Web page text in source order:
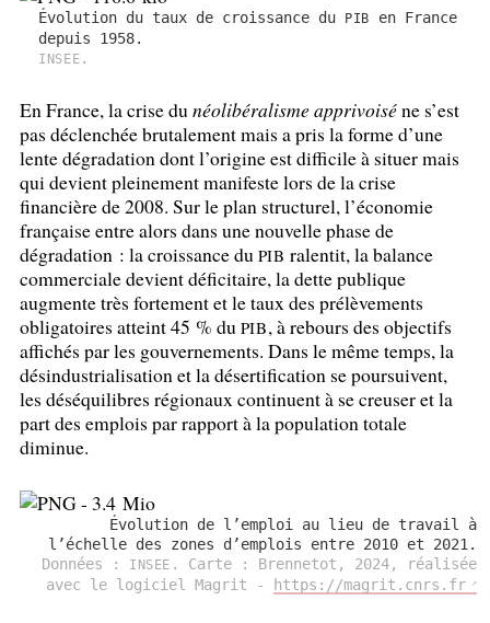
Évolution du taux de croissance du PIB
en France
depuis 1958.
INSEE .
En France, la crise dunéolibéralisme apprivoiséne s’est
pas déclenchée brutalement mais a pris la forme d’une
lente dégradation dont l’origine est difficile à situer mais
qui devient pleinement manifeste lors de la crise
financière de 2008. Sur le plan structurel, l’économie
française entre alors dans une nouvelle phase de
dégradation : la croissance du PIB ralentit, la balance
commerciale devient déficitaire, la dette publique
augmente très fortement et le taux des prélèvements
obligatoires atteint 45 % du PIB, à rebours des objectifs
affichés par les gouvernements. Dans le même temps, la
désindustrialisation et la désertification se poursuivent,
les déséquilibres régionaux continuent à se creuser et la
part des emplois par rapport à la population totale
diminue.
Évolution de l’emploi au lieu de travail à
l’échelle des zones d’emplois entre 2010 et 2021.
Données :
INSEE . Carte : Brennetot, 2024, réalisée
avec le logiciel Magrit -
https://magrit.cnrs.fr